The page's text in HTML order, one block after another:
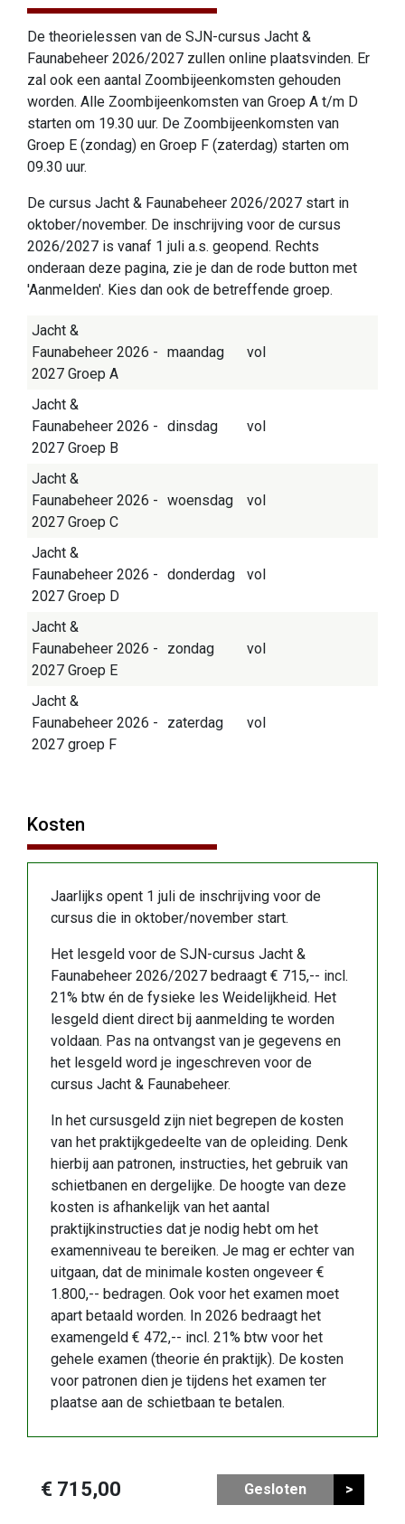
De theorielessen van de SJN-cursus Jacht &
Faunabeheer 2026/2027 zullen online plaatsvinden. Er
zal ook een aantal Zoombijeenkomsten gehouden
worden. Alle Zoombijeenkomsten van Groep A t/m D
starten om 19.30 uur. De Zoombijeenkomsten van
Groep E (zondag) en Groep F (zaterdag) starten om
09.30 uur.
De cursus Jacht & Faunabeheer 2026/2027 start in
oktober/november. De inschrijving voor de cursus
2026/2027 is vanaf 1 juli a.s. geopend. Rechts
onderaan deze pagina, zie je dan de rode button met
'Aanmelden'. Kies dan ook de betreffende groep.
Jacht &
Faunabeheer 2026 -
2027 Groep A
maandag vol
Jacht &
Faunabeheer 2026 -
2027 Groep B
dinsdag vol
Jacht &
Faunabeheer 2026 -
2027 Groep C
woensdag vol
Jacht &
Faunabeheer 2026 -
2027 Groep D
donderdag vol
Jacht &
Faunabeheer 2026 -
2027 Groep E
zondag vol
Jacht &
Faunabeheer 2026 -
2027 groep F
zaterdag vol
Kosten
Jaarlijks opent 1 juli de inschrijving voor de
cursus die in oktober/november start.
Het lesgeld voor de SJN-cursus Jacht &
Faunabeheer 2026/2027 bedraagt € 715,-- incl.
21% btw én de fysieke les Weidelijkheid. Het
lesgeld dient direct bij aanmelding te worden
voldaan. Pas na ontvangst van je gegevens en
het lesgeld word je ingeschreven voor de
cursus Jacht & Faunabeheer.
In het cursusgeld zijn niet begrepen de kosten
van het praktijkgedeelte van de opleiding. Denk
hierbij aan patronen, instructies, het gebruik van
schietbanen en dergelijke. De hoogte van deze
kosten is afhankelijk van het aantal
praktijkinstructies dat je nodig hebt om het
examenniveau te bereiken. Je mag er echter van
uitgaan, dat de minimale kosten ongeveer €
1.800,-- bedragen. Ook voor het examen moet
apart betaald worden. In 2026 bedraagt het
examengeld € 472,-- incl. 21% btw voor het
gehele examen (theorie én praktijk). De kosten
voor patronen dien je tijdens het examen ter
plaatse aan de schietbaan te betalen.
€ 715,00 Gesloten >